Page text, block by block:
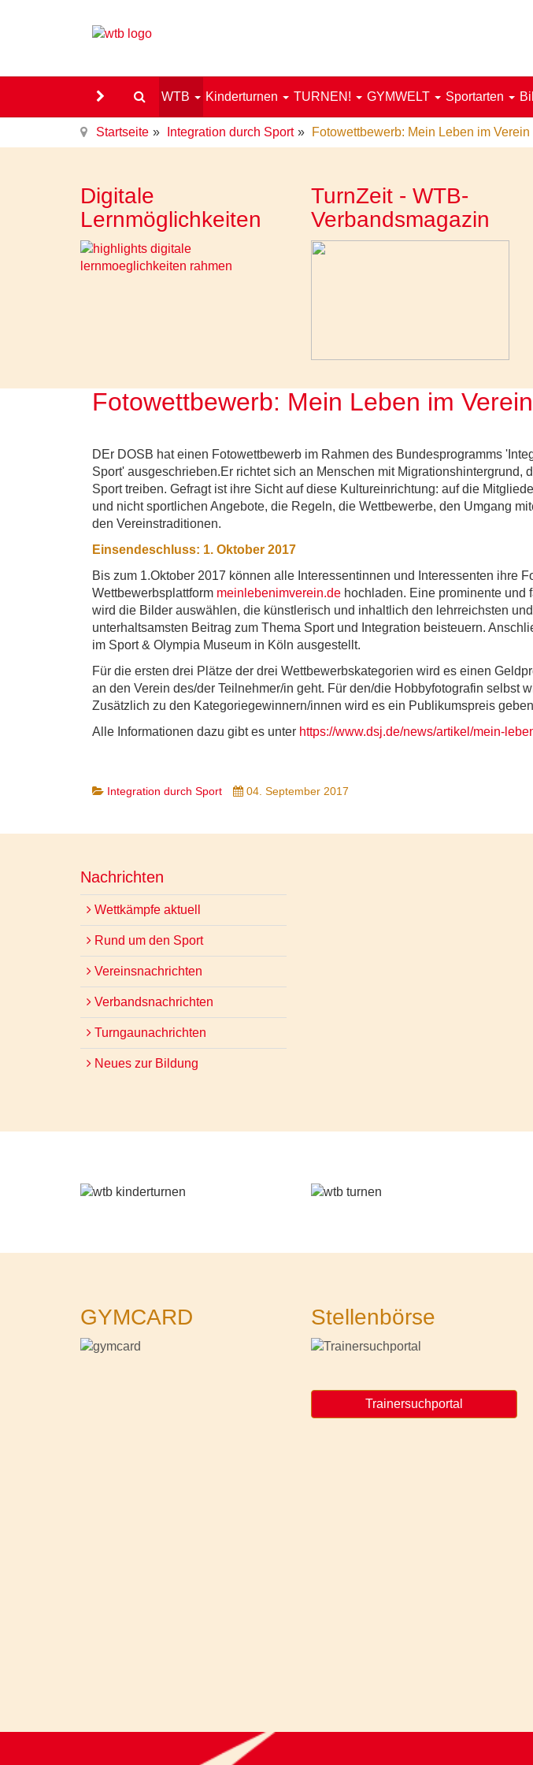
WTB Kinderturnen TURNEN! GYMWELT Sportarten
Startseite Integration durch Sport Fotowettbewerb: Mein Leben im Verein
Digitale
Lernmöglichkeiten
TurnZeit - WTB-
Verbandsmagazin
Fotowettbewerb: Mein Leben im Verein
DEr DOSB hat einen Fotowettbewerb im Rahmen des Bundesprogramms
Sport' ausgeschrieben.Er richtet sich an Menschen mit Migrationshintergrund,
Sport treiben. Gefragt ist ihre Sicht auf diese Kultureinrichtung: auf die
und nicht sportlichen Angebote, die Regeln, die Wettbewerbe, den Umgang
den Vereinstraditionen.
Einsendeschluss: 1. Oktober 2017
Bis zum 1.Oktober 2017 können alle Interessentinnen und Interessenten ihre
Wettbewerbsplattform meinlebenimverein.de hochladen. Eine prominente und
wird die Bilder auswählen, die künstlerisch und inhaltlich den lehrreichsten
unterhaltsamsten Beitrag zum Thema Sport und Integration beisteuern.
im Sport & Olympia Museum in Köln ausgestellt.
Für die ersten drei Plätze der drei Wettbewerbskategorien wird es einen
an den Verein des/der Teilnehmer/in geht. Für den/die Hobbyfotografin selbst
Zusätzlich zu den Kategoriegewinnern/innen wird es ein Publikumspreis
Alle Informationen dazu gibt es unter https://www.dsj.de/news/artikel/mein-
Integration durch Sport 04. September 2017
Nachrichten
Wettkämpfe aktuell
Rund um den Sport
Vereinsnachrichten
Verbandsnachrichten
Turngaunachrichten
Neues zur Bildung
GYMCARD Stellenbörse
Trainersuchportal